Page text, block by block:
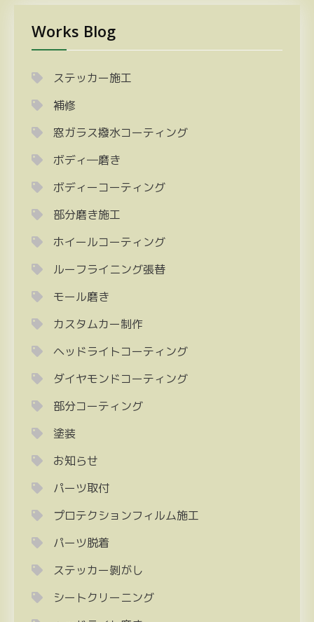
Works Blog
ステッカー施工
補修
窓ガラス撥水コーティング
ボディ―磨き
ボディーコーティング
部分磨き施工
ホイールコーティング
ルーフライニング張替
モール磨き
カスタムカー制作
ヘッドライトコーティング
ダイヤモンドコーティング
部分コーティング
塗装
お知らせ
パーツ取付
プロテクションフィルム施工
パーツ脱着
ステッカー剝がし
シートクリーニング